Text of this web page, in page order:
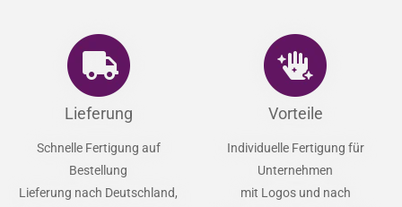
Lieferung
Schnelle Fertigung auf
Bestellung
Lieferung nach Deutschland,
Vorteile
Individuelle Fertigung für
Unternehmen
mit Logos und nach